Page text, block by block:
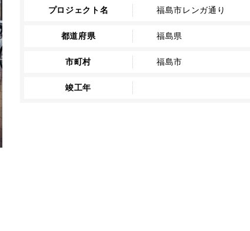
プロジェクト名 福島市レンガ通り
都道府県 福島県
市町村 福島市
竣工年